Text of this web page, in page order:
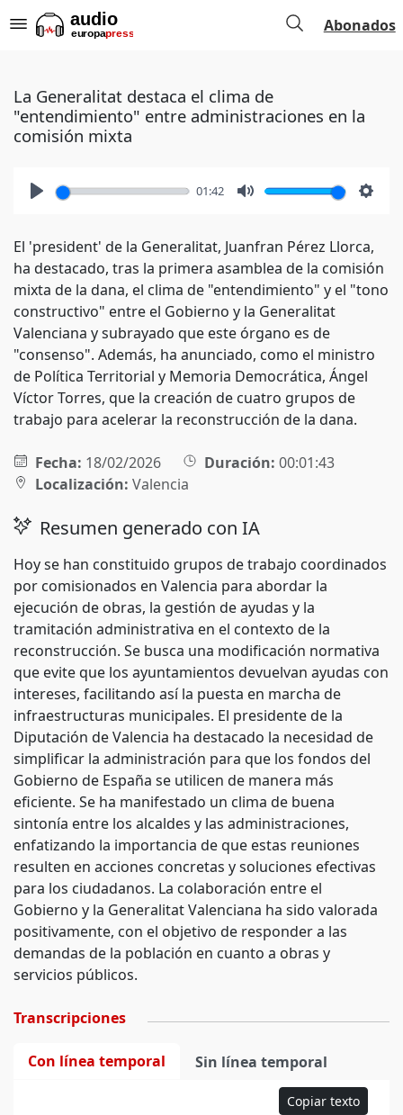
Abonados
La Generalitat destaca el clima de
"entendimiento" entre administraciones en la
comisión mixta
01:42
El 'president' de la Generalitat, Juanfran Pérez Llorca,
ha destacado, tras la primera asamblea de la comisión
mixta de la dana, el clima de "entendimiento" y el "tono
constructivo" entre el Gobierno y la Generalitat
Valenciana y subrayado que este órgano es de
"consenso". Además, ha anunciado, como el ministro
de Política Territorial y Memoria Democrática, Ángel
Víctor Torres, que la creación de cuatro grupos de
trabajo para acelerar la reconstrucción de la dana.
Fecha: 18/02/2026 Duración: 00:01:43
Localización: Valencia
Resumen generado con IA
Hoy se han constituido grupos de trabajo coordinados
por comisionados en Valencia para abordar la
ejecución de obras, la gestión de ayudas y la
tramitación administrativa en el contexto de la
reconstrucción. Se busca una modificación normativa
que evite que los ayuntamientos devuelvan ayudas con
intereses, facilitando así la puesta en marcha de
infraestructuras municipales. El presidente de la
Diputación de Valencia ha destacado la necesidad de
simplificar la administración para que los fondos del
Gobierno de España se utilicen de manera más
eficiente. Se ha manifestado un clima de buena
sintonía entre los alcaldes y las administraciones,
enfatizando la importancia de que estas reuniones
resulten en acciones concretas y soluciones efectivas
para los ciudadanos. La colaboración entre el
Gobierno y la Generalitat Valenciana ha sido valorada
positivamente, con el objetivo de responder a las
demandas de la población en cuanto a obras y
servicios públicos.
Transcripciones
Con línea temporal Sin línea temporal
Copiar texto